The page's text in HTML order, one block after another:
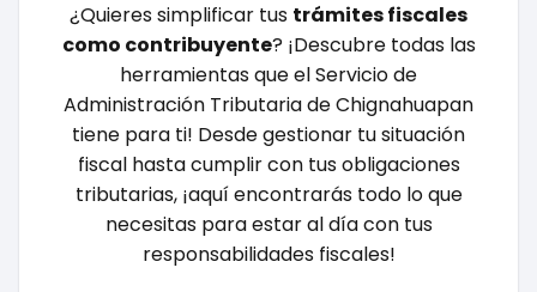
¿Quieres simplificar tus trámites fiscales
como contribuyente? ¡Descubre todas las
herramientas que el Servicio de
Administración Tributaria de Chignahuapan
tiene para ti! Desde gestionar tu situación
fiscal hasta cumplir con tus obligaciones
tributarias, ¡aquí encontrarás todo lo que
necesitas para estar al día con tus
responsabilidades fiscales!